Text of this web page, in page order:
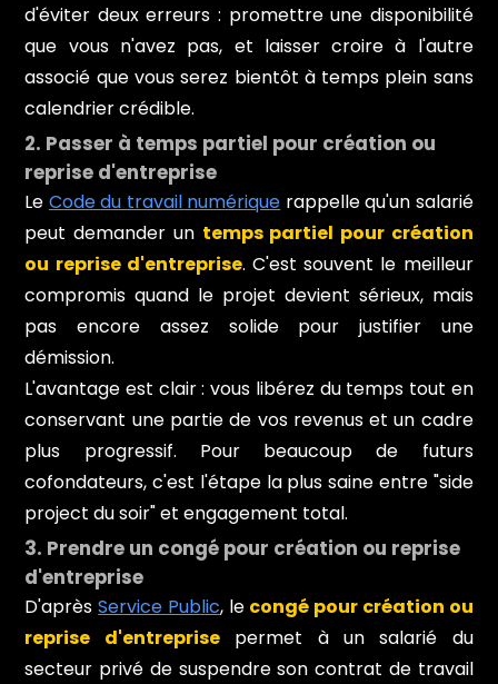
d'éviter deux erreurs : promettre une disponibilité
que vous n'avez pas, et laisser croire à l'autre
associé que vous serez bientôt à temps plein sans
calendrier crédible.
2. Passer à temps partiel pour création ou
reprise d'entreprise
Le Code du travail numérique rappelle qu'un salarié
peut demander un temps partiel pour création
ou reprise d'entreprise. C'est souvent le meilleur
compromis quand le projet devient sérieux, mais
pas encore assez solide pour justifier une
démission.
L'avantage est clair : vous libérez du temps tout en
conservant une partie de vos revenus et un cadre
plus progressif. Pour beaucoup de futurs
cofondateurs, c'est l'étape la plus saine entre "side
project du soir" et engagement total.
3. Prendre un congé pour création ou reprise
d'entreprise
D'aprèsService Public, le congé pour création ou
reprise d'entreprisepermet à un salarié du
secteur privé de suspendre son contrat de travail